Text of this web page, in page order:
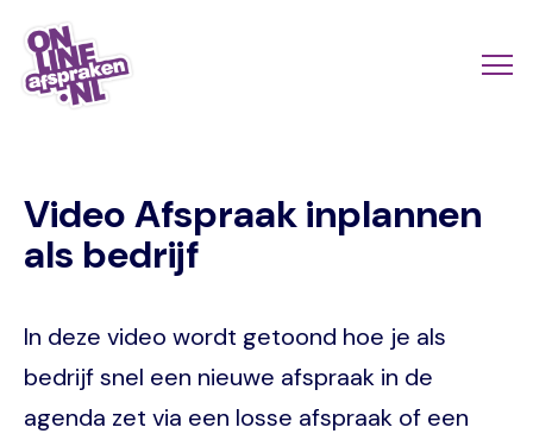
Naar
hoofdinhoud
Video Afspraak inplannen
als bedrijf
In deze video wordt getoond hoe je als
bedrijf snel een nieuwe afspraak in de
agenda zet via een losse afspraak of een